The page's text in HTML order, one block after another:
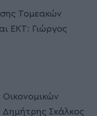
Τομεακών
ΕΚΤ: Γιώργος
Οικονομικών
Δημήτρης Σκάλκος